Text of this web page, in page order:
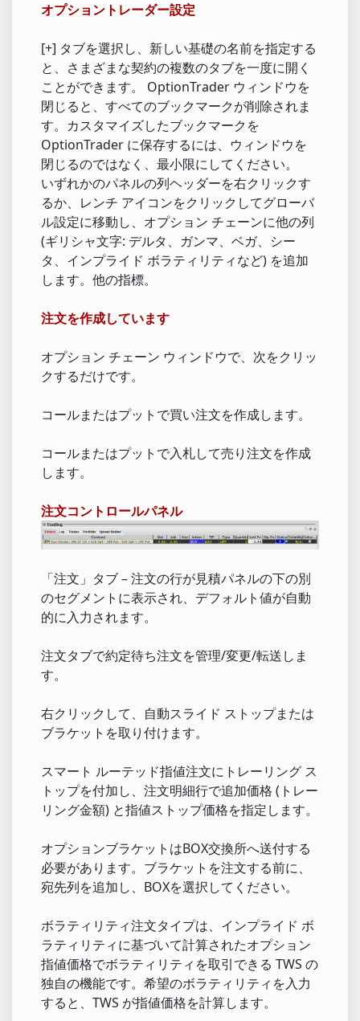
オプショントレーダー設定
[+] タブを選択し、新しい基礎の名前を指定する
と、さまざまな契約の複数のタブを一度に開く
ことができます。 OptionTrader ウィンドウを
閉じると、すべてのブックマークが削除されま
す。カスタマイズしたブックマークを
OptionTrader に保存するには、ウィンドウを
閉じるのではなく、最小限にしてください。
いずれかのパネルの列ヘッダーを右クリックす
るか、レンチ アイコンをクリックしてグローバ
ル設定に移動し、オプション チェーンに他の列
(ギリシャ文字: デルタ、ガンマ、ベガ、シー
タ、インプライド ボラティリティなど) を追加
します。他の指標。
注文を作成しています
オプション チェーン ウィンドウで、次をクリッ
クするだけです。
コールまたはプットで買い注文を作成します。
コールまたはプットで入札して売り注文を作成
します。
注文コントロールパネル
「注文」タブ – 注文の行が見積パネルの下の別
のセグメントに表示され、デフォルト値が自動
的に入力されます。
注文タブで約定待ち注文を管理/変更/転送しま
す。
右クリックして、自動スライド ストップまたは
ブラケットを取り付けます。
スマート ルーテッド指値注文にトレーリング ス
トップを付加し、注文明細行で追加価格 (トレー
リング金額) と指値ストップ価格を指定します。
オプションブラケットはBOX交換所へ送付する
必要があります。ブラケットを注文する前に、
宛先列を追加し、BOXを選択してください。
ボラティリティ注文タイプは、インプライド ボ
ラティリティに基づいて計算されたオプション
指値価格でボラティリティを取引できる TWS の
独自の機能です。希望のボラティリティを入力
すると、TWS が指値価格を計算します。